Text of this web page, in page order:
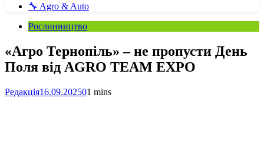
🔧 Agro & Auto
Рослинництво
«Агро Тернопіль» – не пропусти День
Поля від AGRO TEAM EXPO
Редакція16.09.202501 mins